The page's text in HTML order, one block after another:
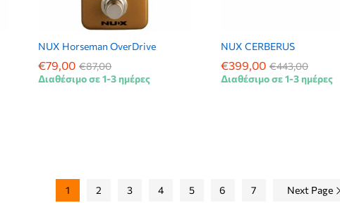
NUX Horseman OverDrive
€79,00 €87,00
€79,00 €87,00
Διαθέσιμο σε 1-3 ημέρες
NUX CERBERUS
€399,00 €443,00
€399,00 €443,00
Διαθέσιμο σε 1-3 ημέρες
1 2 3 4 5 6 7 Next Page